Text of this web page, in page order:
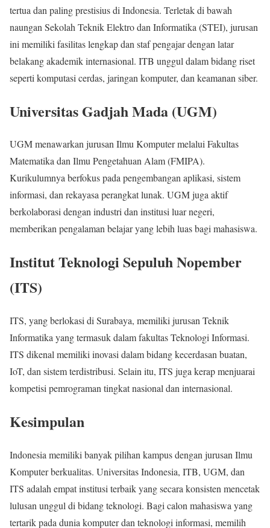
tertua dan paling prestisius di Indonesia. Terletak di bawah
naungan Sekolah Teknik Elektro dan Informatika (STEI), jurusan
ini memiliki fasilitas lengkap dan staf pengajar dengan latar
belakang akademik internasional. ITB unggul dalam bidang riset
seperti komputasi cerdas, jaringan komputer, dan keamanan siber.
Universitas Gadjah Mada (UGM)
UGM menawarkan jurusan Ilmu Komputer melalui Fakultas
Matematika dan Ilmu Pengetahuan Alam (FMIPA).
Kurikulumnya berfokus pada pengembangan aplikasi, sistem
informasi, dan rekayasa perangkat lunak. UGM juga aktif
berkolaborasi dengan industri dan institusi luar negeri,
memberikan pengalaman belajar yang lebih luas bagi mahasiswa.
Institut Teknologi Sepuluh Nopember
(ITS)
ITS, yang berlokasi di Surabaya, memiliki jurusan Teknik
Informatika yang termasuk dalam fakultas Teknologi Informasi.
ITS dikenal memiliki inovasi dalam bidang kecerdasan buatan,
IoT, dan sistem terdistribusi. Selain itu, ITS juga kerap menjuarai
kompetisi pemrograman tingkat nasional dan internasional.
Kesimpulan
Indonesia memiliki banyak pilihan kampus dengan jurusan Ilmu
Komputer berkualitas. Universitas Indonesia, ITB, UGM, dan
ITS adalah empat institusi terbaik yang secara konsisten mencetak
lulusan unggul di bidang teknologi. Bagi calon mahasiswa yang
tertarik pada dunia komputer dan teknologi informasi, memilih